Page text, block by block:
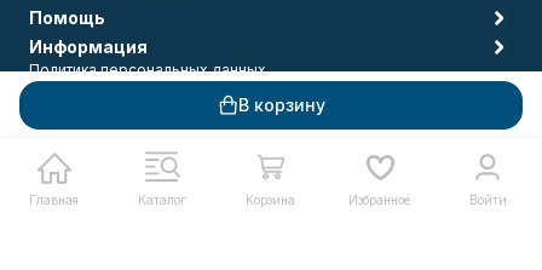
В корзину
Главная Каталог Корзина Избранное Войти
Помощь
Информация
Политика персональных данных
© 2009-2026 MSANTEH